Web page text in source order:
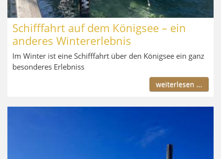
Schifffahrt auf dem Königsee – ein
anderes Wintererlebnis
Im Winter ist eine Schifffahrt über den Königsee ein ganz
besonderes Erlebniss
weiterlesen ...